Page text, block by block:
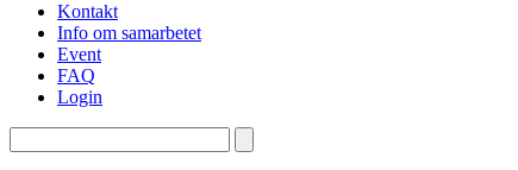
Kontakt
Info om samarbetet
Event
FAQ
Login
enter